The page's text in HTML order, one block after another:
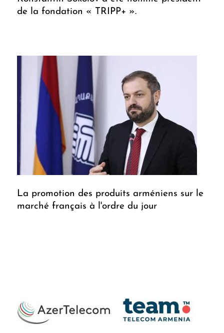
de la fondation « TRIPP+ ».
La promotion des produits arméniens sur le
marché français à l'ordre du jour